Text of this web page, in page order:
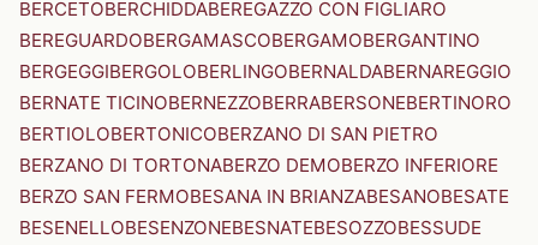
BERCETOBERCHIDDABEREGAZZO CON FIGLIARO
BEREGUARDOBERGAMASCOBERGAMOBERGANTINO
BERGEGGIBERGOLOBERLINGOBERNALDABERNAREGGIO
BERNATE TICINOBERNEZZOBERRABERSONEBERTINORO
BERTIOLOBERTONICOBERZANO DI SAN PIETRO
BERZANO DI TORTONABERZO DEMOBERZO INFERIORE
BERZO SAN FERMOBESANA IN BRIANZABESANOBESATE
BESENELLOBESENZONEBESNATEBESOZZOBESSUDE